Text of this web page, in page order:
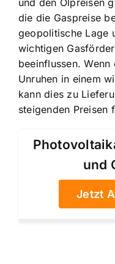
die die Gaspreise
geopolitische Lage
wichtigen
beeinflussen.
Unruhen in einem
kann dies zu
steigenden Preisen
und
Jetzt